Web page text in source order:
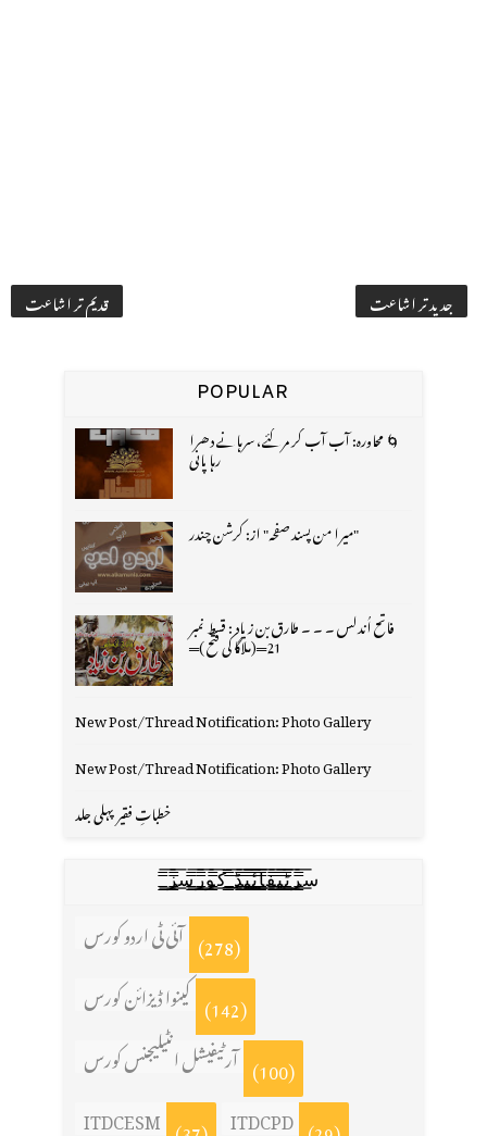
جدید تر اشاعت قدیم تر اشاعت
POPULAR
🌀 محاورہ: آب آب کر مر گئے، سرہانے دھرا
رہا پانی
"میرا من پسند صفحہ" از: کرشن چندر
فاتح اُندلس ۔ ۔ ۔ طارق بن زیاد : قسط نمبر
21═(ملاگا کی فتح )═
New Post/Thread Notification: Photo Gallery
New Post/Thread Notification: Photo Gallery
خطباتِ فقیر پہلی جلد
س̳̿͟͞ر̳̿͟͞ٹ̳̿͟͞ی̳̿͟͞ف̳̿͟͞ا̳̿͟͞ي̳̳̿ٔ̿͟͟͞͞ی̳̿͟͞ڈ̳̿͟͞ ̳̿͟͞ک̳̿͟͞و̳̿͟͞ر̳̿͟͞س̳̿͟͞ز̳̿͟͞
آئی ٹی اردو کورس (278)
کینوا ڈیزائن کورس (142)
آرٹیفیشل انٹیلیجنس کورس (100)
ITDCESM
ITDCPD